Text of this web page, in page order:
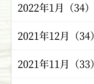
2022年1月（34）
2021年12月（34）
2021年11月（33）